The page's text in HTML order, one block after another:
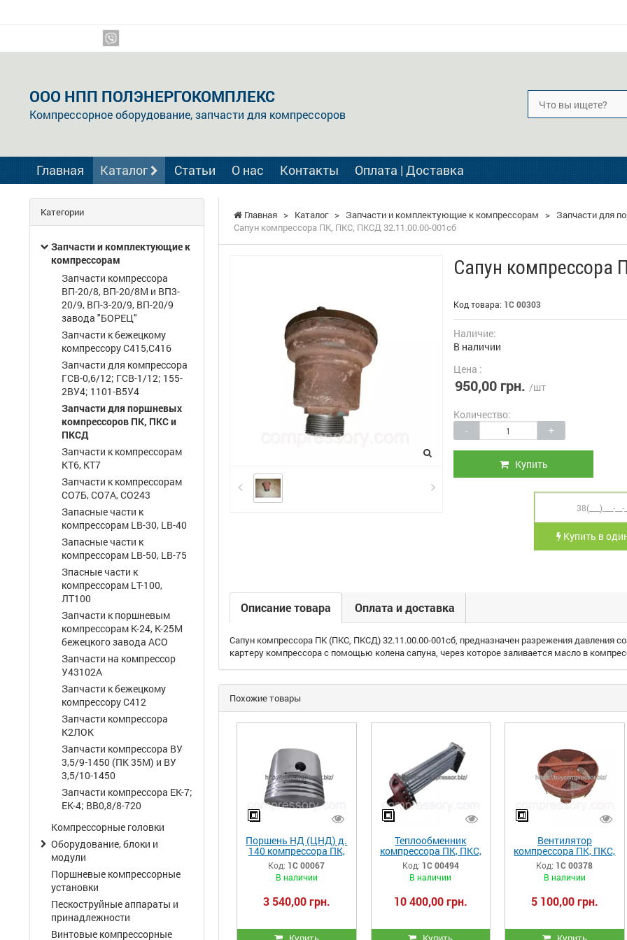
ООО НПП ПОЛЭНЕРГОКОМПЛЕКС
Компрессорное оборудование, запчасти для компрессоров
Главная Каталог Статьи О нас Контакты Оплата | Доставка
Главная > Каталог > Запчасти и комплектующие к компрессорам > Запчасти для
Сапун компрессора ПК, ПКС, ПКСД 32.11.00.00-001сб
Сапун компрессора
Код товара: 1С 00303
Наличие:
В наличии
Цена :
950,00 грн. /шт
Количество:
- +
Купить
Купить в
Описание товара Оплата и доставка
Сапун компрессора ПК (ПКС, ПКСД) 32.11.00.00-001сб, предназначен разрежения давления
картеру компрессора с помощью колена сапуна, через которое заливается масло в
Похожие товары
Поршень НД (ЦНД) д.
140 компрессора ПК,
ПКС, ПКСД
32.03.00.01-014
Код: 1С 00067
В наличии
3 540,00 грн.
Теплообменник
компрессора ПК, ПКС,
ПКСД 32.19.00.00-
005сб
Код: 1С 00494
В наличии
10 400,00 грн.
Вентилятор
компрессора ПК, ПКС,
ПКСД 33.05.00.00-
027сб (Правый)
Код: 1С 00378
В наличии
5 100,00 грн.
Категории
Запчасти и комплектующие к
компрессорам
Запчасти компрессора
ВП-20/8, ВП-20/8М и ВП3-
20/9, ВП-3-20/9, ВП-20/9
завода "БОРЕЦ"
Запчасти к бежецкому
компрессору С415,С416
Запчасти для компрессора
ГСВ-0,6/12; ГСВ-1/12; 155-
2ВУ4; 1101-В5У4
Запчасти для поршневых
компрессоров ПК, ПКС и
ПКСД
Запчасти к компрессорам
КТ6, КТ7
Запчасти к компрессорам
СО7Б, СО7А, СО243
Запасные части к
компрессорам LB-30, LB-40
Запасные части к
компрессорам LB-50, LB-75
Зпасные части к
компрессорам LТ-100,
ЛТ100
Запчасти к поршневым
компрессорам К-24, К-25М
бежецкого завода АСО
Запчасти на компрессор
У43102А
Запчасти к бежецкому
компрессору С412
Запчасти компрессора
К2ЛОК
Запчасти компрессора ВУ
3,5/9-1450 (ПК 35М) и ВУ
3,5/10-1450
Запчасти компрессора ЕК-7;
ЕК-4; ВВ0,8/8-720
Компрессорные головки
Оборудование, блоки и
модули
Поршневые компрессорные
установки
Пескоструйные аппараты и
принадлежности
Винтовые компрессорные